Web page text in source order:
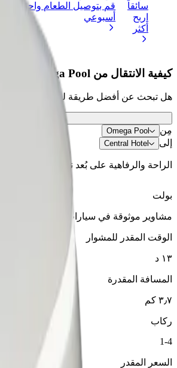
سائقاً
اربح
أكثر
قم بتوصيل الطعام واحصل
أسبوعي
كيفية الانتقال من Omega Pool إلى Central Hotel
هل تبحث عن أفضل طريقة للانتقال من Omega Pool إلى Central Hotel؟ اطّلع على خدماتنا واختر الأنسب لمشوارك.
مِن Omega Pool
إلى Central Hotel
الراحة والرفاهية على بُعد نقرات فقط!
بولت
مشاوير موثوقة في سيارات متوسطة الحجم
الوقت المقدر للمشوار
١٣ د
المسافة المقدرة
٣٫٧ كم
ركاب
1-4
السعر المقدر